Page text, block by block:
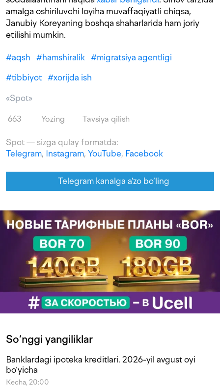
amalga oshiriluvchi loyiha muvaffaqiyatli chiqsa,
Janubiy Koreyaning boshqa shaharlarida ham joriy
etilishi mumkin.
#aqsh #hamshiralik #migratsiya agentligi
#tibbiyot #xorijda ish
«Spot»
663 Yozing Tavsiya qilish
Spot — sizga qulay formatda:
Telegram, Instagram, YouTube, Facebook
Telegram kanalga a'zo bo‘ling
So‘nggi yangiliklar
Banklardagi ipoteka kreditlari. 2026-yil avgust oyi
bo‘yicha
Kecha, 20:00